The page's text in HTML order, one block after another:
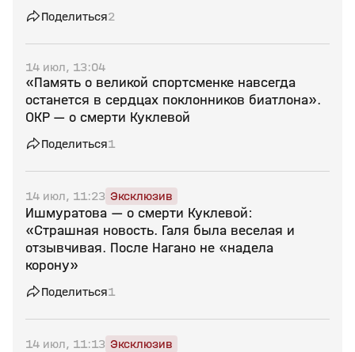
Поделиться2
14 июл, 13:04
«Память о великой спортсменке навсегда
останется в сердцах поклонников биатлона».
ОКР — о смерти Куклевой
Поделиться1
14 июл, 11:23 Эксклюзив
Ишмуратова — о смерти Куклевой:
«Страшная новость. Галя была веселая и
отзывчивая. После Нагано не «надела
корону»
Поделиться1
14 июл, 11:13 Эксклюзив